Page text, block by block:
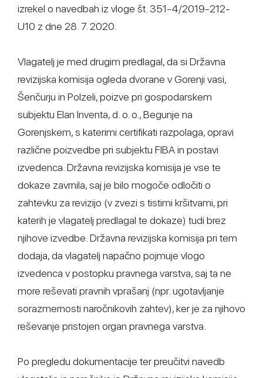
izrekel o navedbah iz vloge št. 351-4/2019-212-
U10 z dne 28. 7. 2020.
Vlagatelj je med drugim predlagal, da si Državna
revizijska komisija ogleda dvorane v Gorenji vasi,
Šenčurju in Polzeli, poizve pri gospodarskem
subjektu Elan Inventa, d. o. o., Begunje na
Gorenjskem, s katerimi certifikati razpolaga, opravi
različne poizvedbe pri subjektu FIBA in postavi
izvedenca. Državna revizijska komisija je vse te
dokaze zavrnila, saj je bilo mogoče odločiti o
zahtevku za revizijo (v zvezi s tistimi kršitvami, pri
katerih je vlagatelj predlagal te dokaze) tudi brez
njihove izvedbe. Državna revizijska komisija pri tem
dodaja, da vlagatelj napačno pojmuje vlogo
izvedenca v postopku pravnega varstva, saj ta ne
more reševati pravnih vprašanj (npr. ugotavljanje
sorazmernosti naročnikovih zahtev), ker je za njihovo
reševanje pristojen organ pravnega varstva.
Po pregledu dokumentacije ter preučitvi navedb